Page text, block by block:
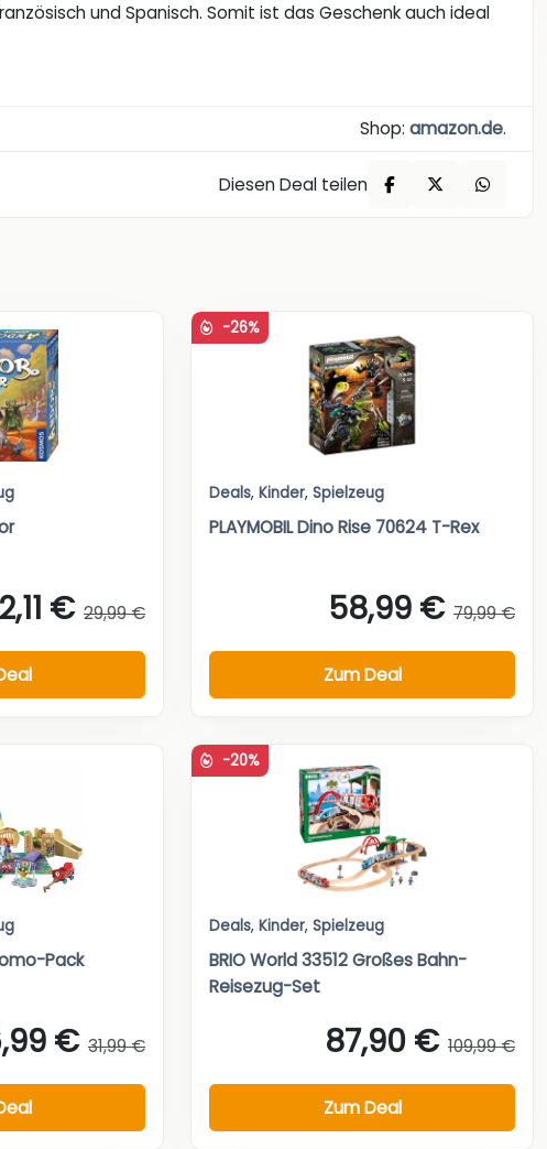
und Spanisch. Somit ist das Geschenk auch ideal
Shop: amazon.de.
Diesen Deal teilen
€ 29,99 €
-26%
Deals, Kinder, Spielzeug
PLAYMOBIL Dino Rise 70624 T-Rex
58,99 € 79,99 €
Zum Deal
Pack
€ 31,99 €
-20%
Deals, Kinder, Spielzeug
BRIO World 33512 Großes Bahn-
Reisezug-Set
87,90 € 109,99 €
Zum Deal